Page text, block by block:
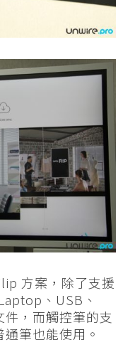
方案，除了支援
、USB、
，而觸控筆的支
筆也能使用。